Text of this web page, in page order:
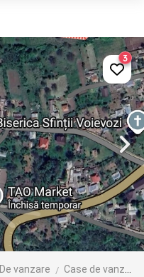
De vanzare Case de vanzare
3